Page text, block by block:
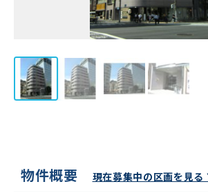
物件概要 現在募集中の区画を見